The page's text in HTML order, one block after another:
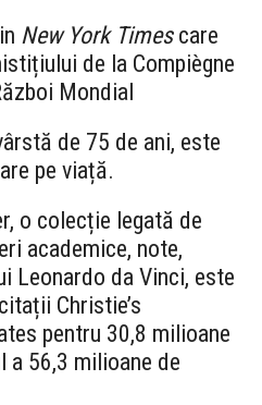
New York Timescare
de la Compiègne
Mondial
de 75 de ani, este
pe viață.
o colecție legată de
academice, note,
Leonardo da Vinci, este
Christie’s
pentru 30,8 milioane
a 56,3 milioane de